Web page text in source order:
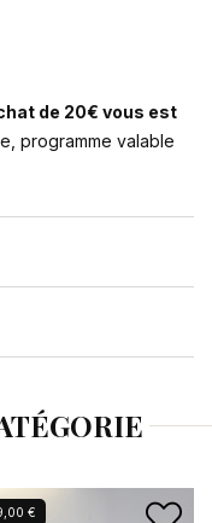
de 20€ vous est
programme valable
€
×
des
Se connecter